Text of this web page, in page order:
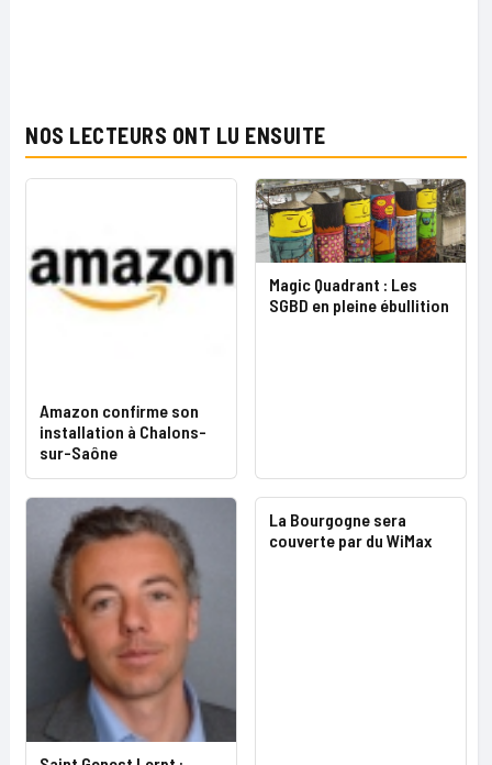
NOS LECTEURS ONT LU ENSUITE
Amazon confirme son
installation à Chalons-
sur-Saône
Magic Quadrant : Les
SGBD en pleine ébullition
La Bourgogne sera
couverte par du WiMax